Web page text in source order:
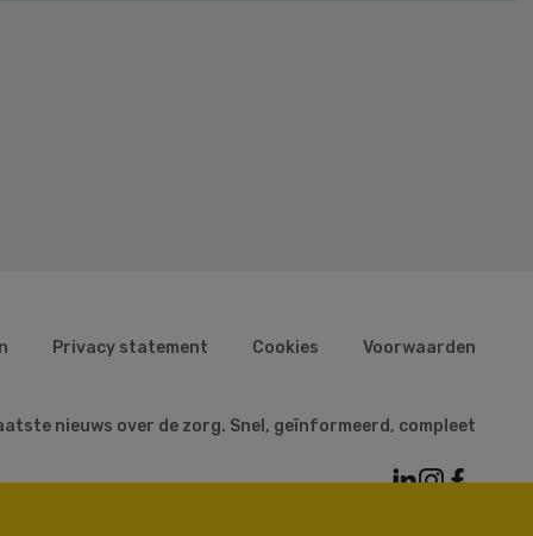
Privacy statement Cookies Voorwaarden
nieuws over de zorg. Snel, geïnformeerd, compleet